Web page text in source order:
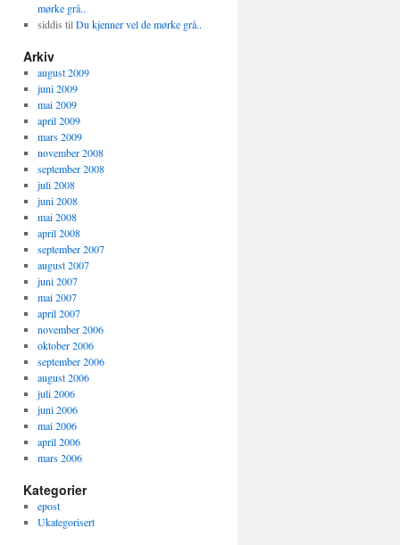
mørke grå..
siddis tilDu kjenner vel de mørke grå..
Arkiv
august 2009
juni 2009
mai 2009
april 2009
mars 2009
november 2008
september 2008
juli 2008
juni 2008
mai 2008
april 2008
september 2007
august 2007
juni 2007
mai 2007
april 2007
november 2006
oktober 2006
september 2006
august 2006
juli 2006
juni 2006
mai 2006
april 2006
mars 2006
Kategorier
epost
Ukategorisert